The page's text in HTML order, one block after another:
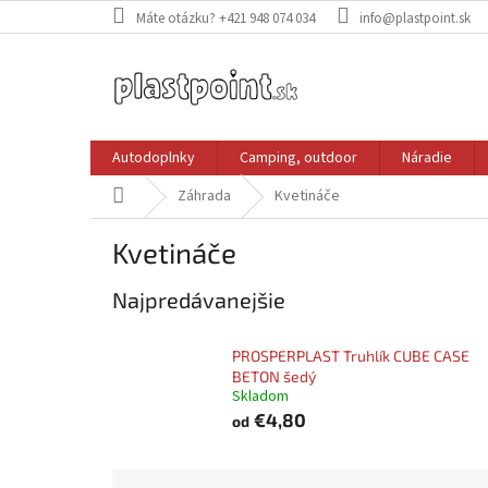
na
Máte otázku? +421 948 074 034 info@plastpoint.sk
Autodoplnky Camping, outdoor Náradie
Domov Záhrada Kvetináče
Kvetináče
Najpredávanejšie
PROSPERPLAST Truhlík CUBE CASE
BETON šedý
Skladom
od €4,80